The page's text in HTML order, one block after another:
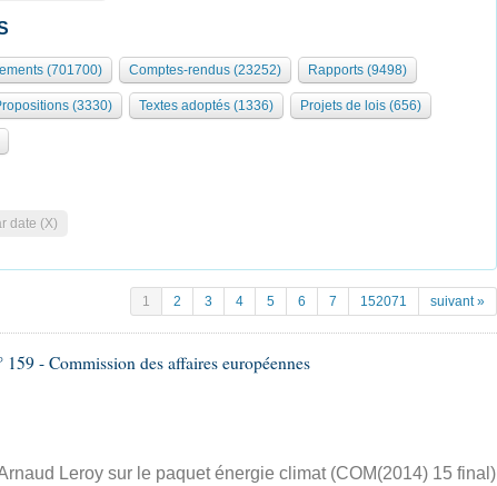
(701700) Comptes-rendus (23252) Rapports (9498)
(3330) Textes adoptés (1336) Projets de lois (656)
date (X)
1 2 3 4 5 6 7 152071 suivant »
- Commission des affaires européennes
Leroy sur le paquet énergie climat (COM(2014) 15 final)